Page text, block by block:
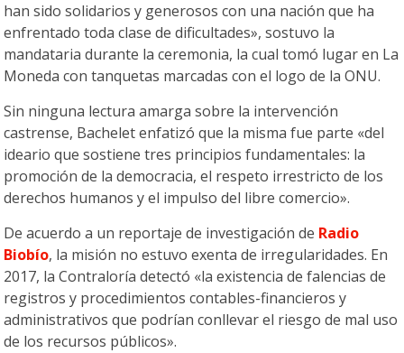
han sido solidarios y generosos con una nación que ha
enfrentado toda clase de dificultades», sostuvo la
mandataria durante la ceremonia, la cual tomó lugar en La
Moneda con tanquetas marcadas con el logo de la ONU.
Sin ninguna lectura amarga sobre la intervención
castrense, Bachelet enfatizó que la misma fue parte «del
ideario que sostiene tres principios fundamentales: la
promoción de la democracia, el respeto irrestricto de los
derechos humanos y el impulso del libre comercio».
De acuerdo a un reportaje de investigación de Radio
Biobío, la misión no estuvo exenta de irregularidades. En
2017, la Contraloría detectó «la existencia de falencias de
registros y procedimientos contables-financieros y
administrativos que podrían conllevar el riesgo de mal uso
de los recursos públicos».